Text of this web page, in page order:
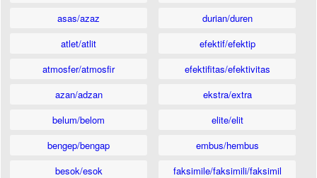
asas/azaz
atlet/atlit
atmosfer/atmosfir
azan/adzan
belum/belom
bengep/bengap
besok/esok
durian/duren
efektif/efektip
efektifitas/efektivitas
ekstra/extra
elite/elit
embus/hembus
faksimile/faksimili/faksimil